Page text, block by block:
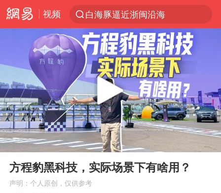
视频
白海豚逼近浙闽沿海
拜登前列腺癌恶化
四川宜宾5.5级地震后余震为何不断
“伊斯兰版北约”出现
2026年7月份居民消费价格同比上涨0.5%
台铃电动车仅骑一年就断电趴窝
Play
00:00
方程豹黑科技，实际场景下有啥用？
声明：个人原创，仅供参考